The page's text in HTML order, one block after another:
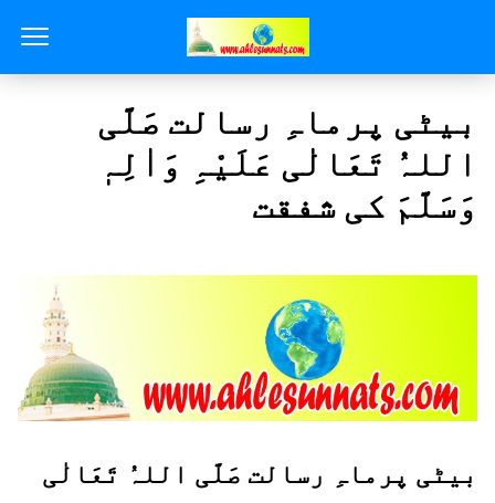
بیٹی پرماہِ رسالت صَلَّی
اللہُ تَعَالٰی عَلَیْہِ وَاٰلِہٖ
وَسَلَّمَ کی شفقت
بیٹی پرماہِ رسالت صَلَّی اللہُ تَعَالٰی